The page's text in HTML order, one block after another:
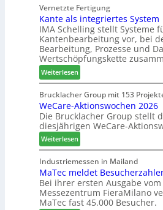
s
f
e
i
n
u
e
r
G
e
s
c
h
ä
f
t
s
f
ü
h
r
e
r
C
M
z
i
e
h
t
B
i
l
a
n
z
i
n
I
t
a
l
Vernetzte Fertigung
Kante als integriertes System
IMA Schelling stellt Systeme
Kantenbearbeitung vor, bei
Bearbeitung, Prozesse und
Wertschöpfungskette
Weiterlesen:
K
a
n
t
e
l
s
i
n
t
e
Brucklacher Group mit 153
WeCare-Aktionswochen 2026
Die Brucklacher Group stellt
diesjährigen WeCare-
Weiterlesen:
W
e
C
a
r
e
Industriemessen in Mailand
MaTec meldet
Bei ihrer ersten Ausgabe
Messezentrum FieraMilano
MaTec fast 45.000 Besucher.